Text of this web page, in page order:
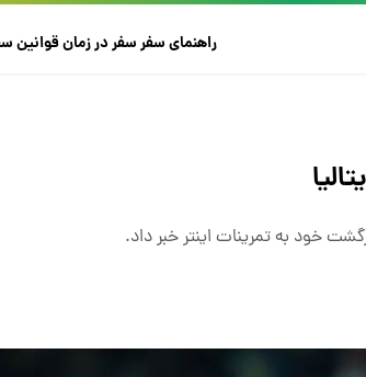
راهنمای سفرسفر در زمانقوانین
خود به تمرینات اینتر خبر داد.